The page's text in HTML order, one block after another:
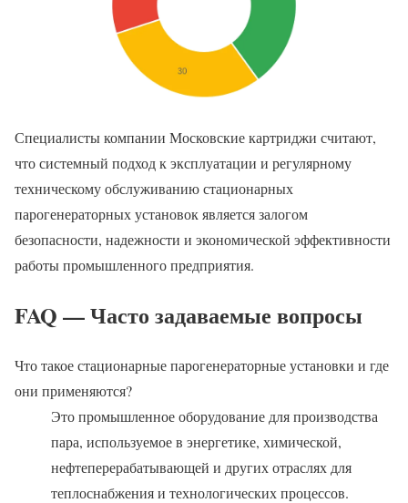
Специалисты компании Московские картриджи считают,
что системный подход к эксплуатации и регулярному
техническому обслуживанию стационарных
парогенераторных установок является залогом
безопасности, надежности и экономической эффективности
работы промышленного предприятия.
FAQ — Часто задаваемые вопросы
Что такое стационарные парогенераторные установки и где
они применяются?
Это промышленное оборудование для производства
пара, используемое в энергетике, химической,
нефтеперерабатывающей и других отраслях для
теплоснабжения и технологических процессов.